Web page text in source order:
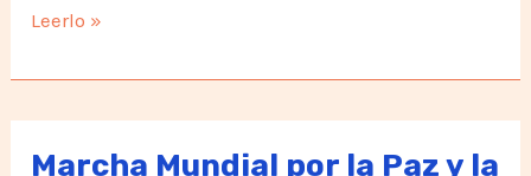
Bolivia;
dolor
de
estar
Leerlo »
Marcha Mundial por la Paz y la